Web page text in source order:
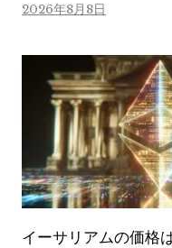
2026年8月8日
イーサリアムの価格